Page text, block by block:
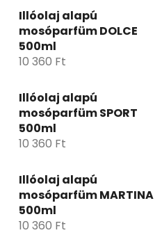
Illóolaj alapú
mosóparfüm DOLCE
500ml
10 360 Ft
Illóolaj alapú
mosóparfüm SPORT
500ml
10 360 Ft
Illóolaj alapú
mosóparfüm MARTINA
500ml
10 360 Ft